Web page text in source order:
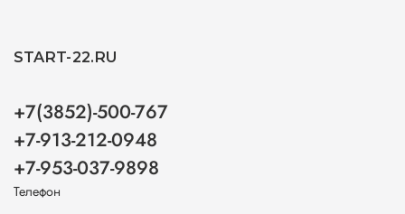
START-22.RU
+7(3852)-500-767
+7-913-212-0948
+7-953-037-9898
Телефон